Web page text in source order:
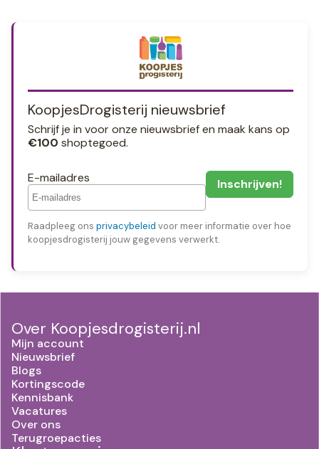
KoopjesDrogisterij nieuwsbrief
Schrijf je in voor onze nieuwsbrief en maak kans op
€100 shoptegoed.
E-mailadres
Raadpleeg ons privacybeleid voor meer informatie over hoe
koopjesdrogisterij jouw gegevens verwerkt.
Over Koopjesdrogisterij.nl
Mijn account
Nieuwsbrief
Blogs
Kortingscode
Kennisbank
Vacatures
Over ons
Terugroepacties